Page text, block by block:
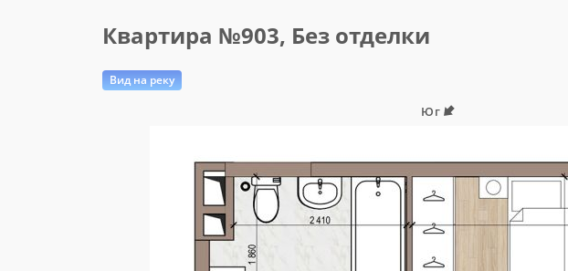
Квартира №903, Без отделки
Вид на реку
Юг